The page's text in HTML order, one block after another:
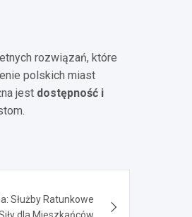
rozwiązań, które
polskich miast
jest dostępność i
Służby Ratunkowe